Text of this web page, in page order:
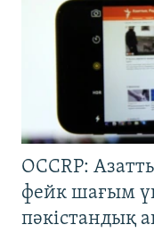
OCCRP:
фейк шағым
пәкістандық